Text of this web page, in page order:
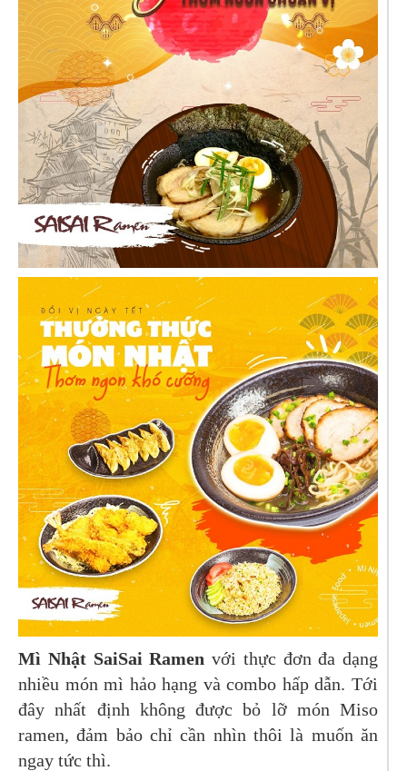
Mì Nhật SaiSai Ramen với thực đơn đa dạng
nhiều món mì hảo hạng và combo hấp dẫn. Tới
đây nhất định không được bỏ lỡ món Miso
ramen, đảm bảo chỉ cần nhìn thôi là muốn ăn
ngay tức thì.